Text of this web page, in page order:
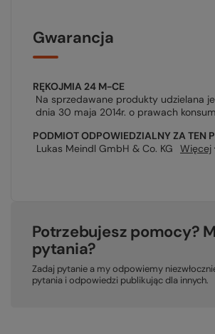
Gwarancja
RĘKOJMIA 24 M-CE
Na sprzedawane produkty udzielana
dnia 30 maja 2014r. o prawach
PODMIOT ODPOWIEDZIALNY ZA TEN
Lukas Meindl GmbH & Co. KG
Więcej
Potrzebujesz pomocy?
pytania?
Zadaj pytanie a my odpowiemy
pytania i odpowiedzi publikując dla innych.